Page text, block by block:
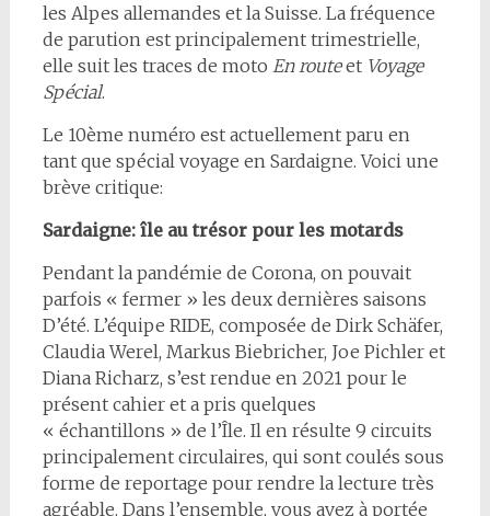
les Alpes allemandes et la Suisse. La fréquence
de parution est principalement trimestrielle,
elle suit les traces de moto En routeet Voyage
Spécial.
Le 10ème numéro est actuellement paru en
tant que spécial voyage en Sardaigne. Voici une
brève critique:
Sardaigne: île au trésor pour les motards
Pendant la pandémie de Corona, on pouvait
parfois « fermer » les deux dernières saisons
D’été. L’équipe RIDE, composée de Dirk Schäfer,
Claudia Werel, Markus Biebricher, Joe Pichler et
Diana Richarz, s’est rendue en 2021 pour le
présent cahier et a pris quelques
« échantillons » de l’Île. Il en résulte 9 circuits
principalement circulaires, qui sont coulés sous
forme de reportage pour rendre la lecture très
agréable. Dans l’ensemble, vous avez à portée